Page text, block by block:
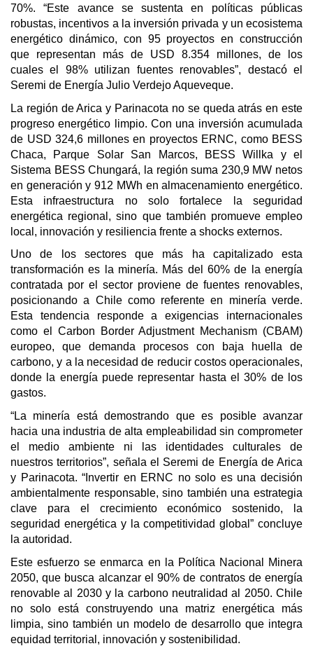
70%. “Este avance se sustenta en políticas públicas
robustas, incentivos a la inversión privada y un ecosistema
energético dinámico, con 95 proyectos en construcción
que representan más de USD 8.354 millones, de los
cuales el 98% utilizan fuentes renovables”, destacó el
Seremi de Energía Julio Verdejo Aqueveque.
La región de Arica y Parinacota no se queda atrás en este
progreso energético limpio. Con una inversión acumulada
de USD 324,6 millones en proyectos ERNC, como BESS
Chaca, Parque Solar San Marcos, BESS Willka y el
Sistema BESS Chungará, la región suma 230,9 MW netos
en generación y 912 MWh en almacenamiento energético.
Esta infraestructura no solo fortalece la seguridad
energética regional, sino que también promueve empleo
local, innovación y resiliencia frente a shocks externos.
Uno de los sectores que más ha capitalizado esta
transformación es la minería. Más del 60% de la energía
contratada por el sector proviene de fuentes renovables,
posicionando a Chile como referente en minería verde.
Esta tendencia responde a exigencias internacionales
como el Carbon Border Adjustment Mechanism (CBAM)
europeo, que demanda procesos con baja huella de
carbono, y a la necesidad de reducir costos operacionales,
donde la energía puede representar hasta el 30% de los
gastos.
“La minería está demostrando que es posible avanzar
hacia una industria de alta empleabilidad sin comprometer
el medio ambiente ni las identidades culturales de
nuestros territorios”, señala el Seremi de Energía de Arica
y Parinacota. “Invertir en ERNC no solo es una decisión
ambientalmente responsable, sino también una estrategia
clave para el crecimiento económico sostenido, la
seguridad energética y la competitividad global” concluye
la autoridad.
Este esfuerzo se enmarca en la Política Nacional Minera
2050, que busca alcanzar el 90% de contratos de energía
renovable al 2030 y la carbono neutralidad al 2050. Chile
no solo está construyendo una matriz energética más
limpia, sino también un modelo de desarrollo que integra
equidad territorial, innovación y sostenibilidad.